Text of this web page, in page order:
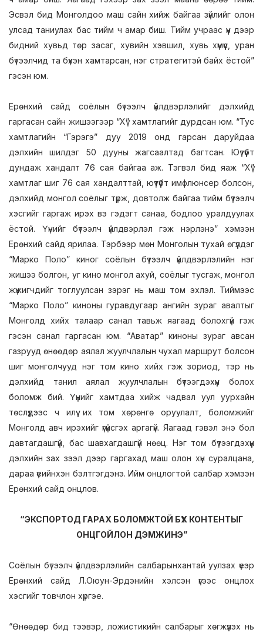
Эсвэл бид Монголдоо маш сайн хийж байгаа зүйлийг олон
улсад таниулах бас тийм ч амар биш. Тийм учраас үүн дээр
бидний хувьд төр засаг, хувийн хэвшил, хувь хүмүүс, уран
бүтээлчид та бүхэн хамтарсан, нэг стратегитэй байх ёстой”
гэсэн юм.
Ерөнхий сайд соёлын бүтээлч үйлдвэрлэлийг дэлхийд
гаргасан сайн жишээгээр “Хү” хамтлагийг дурдсан юм. “Тус
хамтлагийн “Гэрэгэ” дуу 2019 онд гарсан даруйдаа
дэлхийн шилдэг 50 дууны жагсаалтад багтсан. Юүтүүбт
дундаж хандалт 76 сая байгаа аж. Тэгвэл бид яаж “Хү”
хамтлаг шиг 76 сая хандалттай, юүтүүбт имфлюнсер болсон,
дэлхийд монгол соёлыг түрж, довтолж байгаа тийм бүтээлч
хэсгийг гаргаж ирэх вэ гэдэгт санаа, бодлоо уралдуулах
ёстой. Үүнийг бүтээлч үйлдвэрлэл гэж нэрлэнэ” хэмээн
Ерөнхий сайд ярилаа. Тэрбээр мөн Монголын тухай өгүүлдэг
“Марко Поло” киног соёлын бүтээлч үйлдвэрлэлийн нэг
жишээ болгон, уг кино монгол ахуй, соёлыг тусгаж, монгол
жүжигчдийг тоглуулсан зэрэг нь маш том эхлэл. Тиймээс
“Марко Поло” киноны гуравдугаар ангийн зураг авалтыг
Монголд хийх талаар санал тавьж яагаад болохгүй гэж
гэсэн санал гаргасан юм. “Аватар” киноны зураг авсан
газрууд өнөөдөр аялал жуулчлалын чухал маршрут болсон
шиг монголчууд нэг том кино хийх гэж зориод, тэр нь
дэлхийд танил аялал жуулчлалын бүтээгдэхүүн болох
боломж бий. Үүнийг хамтдаа хийж чадвал уул уурхайн
төслүүдээс ч илүү их том хөрөнгө оруулалт, боломжийг
Монголд авч ирэхийг үгүйсгэх аргагүй. Яагаад гэвэл энэ бол
давтагдашгүй, бас шавхагдашгүй нөөц. Нэг том бүтээгдэхүүн
дэлхийн зах зээл дээр гаргахад маш олон хүн суралцана,
дараа үеийнхэн бэлтгэгдэнэ. Ийм онцлогтой салбар хэмээн
Ерөнхий сайд онцлов.
“ЭКСПОРТОД ГАРАХ БОЛОМЖТОЙ БҮХ КОНТЕНТЫГ
ОНЦГОЙЛОН ДЭМЖИНЭ”
Соёлын бүтээлч үйлдвэрлэлийн салбарынхантай уулзах үеэр
Ерөнхий сайд Л.Оюун-Эрдэнийн хэлсэн үгээс онцлох
хэсгийг товчлон хүргэе.
“Өнөөдөр бид тээвэр, ложистикийн салбарыг хөгжүүлэх нь